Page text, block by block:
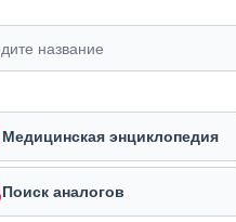
Медицинская энциклопедия
Поиск аналогов